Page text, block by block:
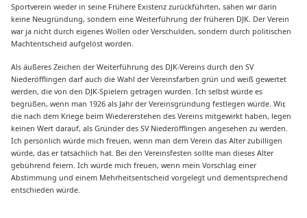
Sportverein wieder in seine Frühere Existenz zurückführten, sahen wir darin
keine Neugründung, sondern eine Weiterführung der früheren DJK. Der Verein
war ja nicht durch eigenes Wollen oder Verschulden, sondern durch politischen
Machtentscheid aufgelöst worden.
Als äußeres Zeichen der Weiterführung des DJK-Vereins durch den SV
Niederöfflingen darf auch die Wahl der Vereinsfarben grün und weiß gewertet
werden, die von den DJK-Spielern getragen wurden. Ich selbst würde es
begrüßen, wenn man 1926 als Jahr der Vereinsgründung festlegen würde. Wir,
die nach dem Kriege beim Wiedererstehen des Vereins mitgewirkt haben, legen
keinen Wert darauf, als Gründer des SV Niederöfflingen angesehen zu werden.
Ich persönlich würde mich freuen, wenn man dem Verein das Alter zubilligen
würde, das er tatsächlich hat. Bei den Vereinsfesten sollte man dieses Alter
gebührend feiern. Ich würde mich freuen, wenn mein Vorschlag einer
Abstimmung und einem Mehrheitsentscheid vorgelegt und dementsprechend
entschieden würde.